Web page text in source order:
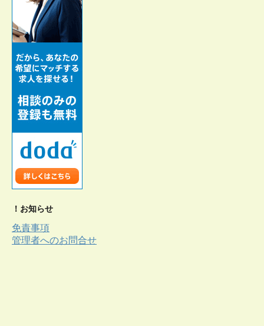
！お知らせ
免責事項
管理者へのお問合せ